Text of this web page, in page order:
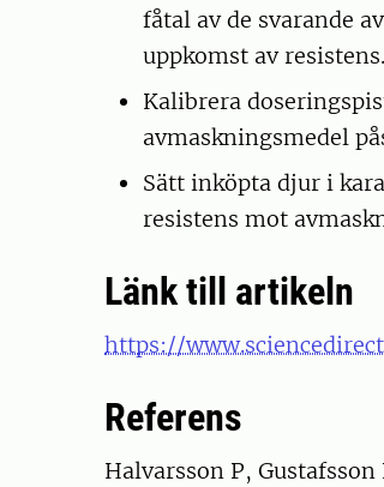
fåtal av de svarande
uppkomst av resistens.
Kalibrera
avmaskningsmedel
Sätt inköpta djur i
resistens mot
Länk till artikeln
https://
Referens
Halvarsson P,